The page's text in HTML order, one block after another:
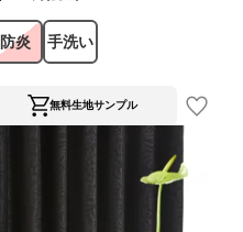
防炎 手洗い
無料生地サンプル